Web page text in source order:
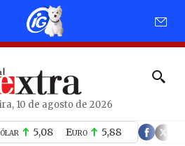
10 de agosto de 2026
5,08 Euro 5,88